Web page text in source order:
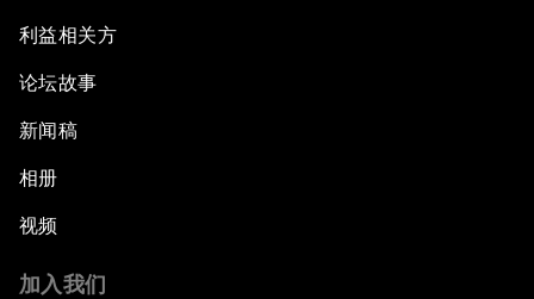
利益相关方
论坛故事
新闻稿
相册
视频
加入我们